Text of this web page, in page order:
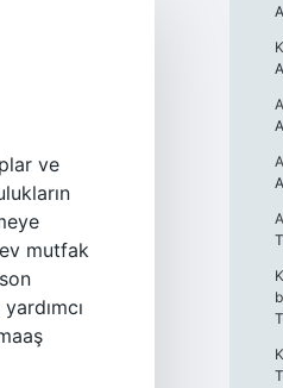
ve
mutfak